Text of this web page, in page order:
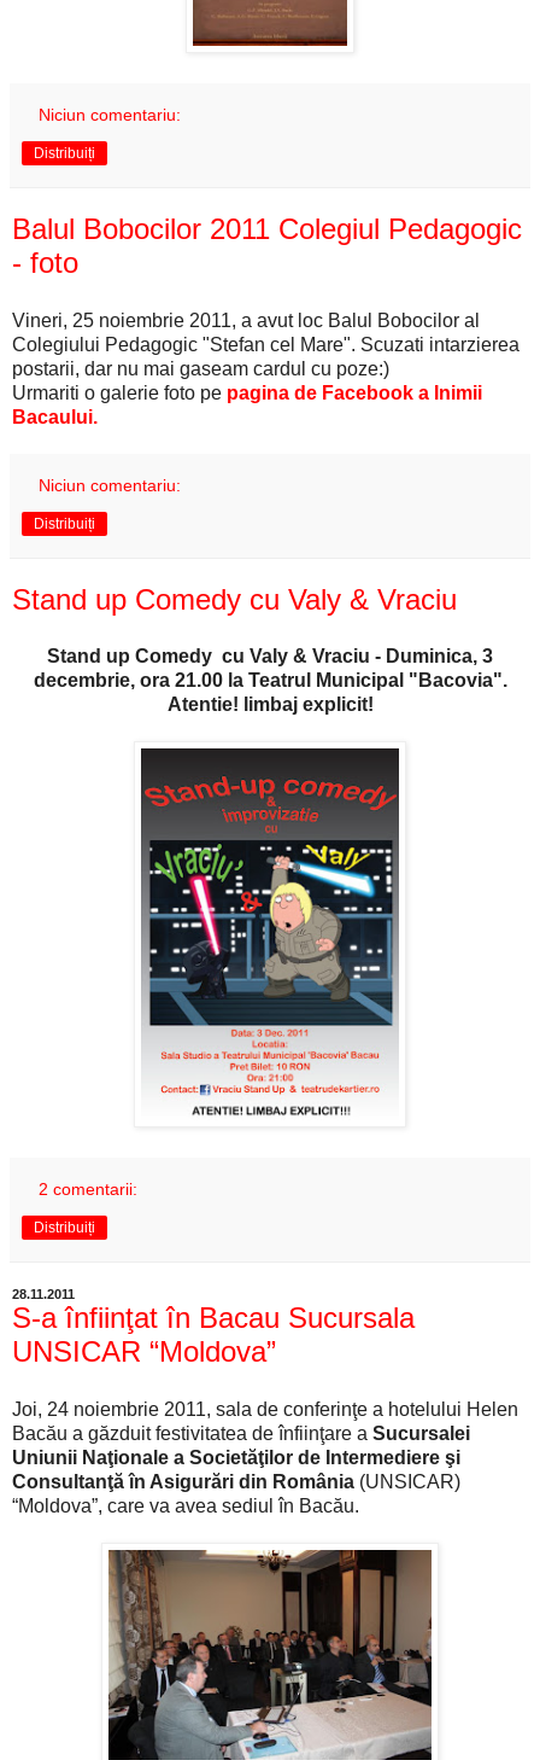
Niciun comentariu:
Distribuiți
Balul Bobocilor 2011 Colegiul Pedagogic
- foto
Vineri, 25 noiembrie 2011, a avut loc Balul Bobocilor al
Colegiului Pedagogic "Stefan cel Mare". Scuzati intarzierea
postarii, dar nu mai gaseam cardul cu poze:)
Urmariti o galerie foto pe pagina de Facebook a Inimii
Bacaului.
Niciun comentariu:
Distribuiți
Stand up Comedy cu Valy & Vraciu
Stand up Comedy cu Valy & Vraciu - Duminica, 3
decembrie, ora 21.00 la Teatrul Municipal "Bacovia".
Atentie! limbaj explicit!
2 comentarii:
Distribuiți
28.11.2011
S-a înfiinţat în Bacau Sucursala
UNSICAR “Moldova”
Joi, 24 noiembrie 2011, sala de conferinţe a hotelului Helen
Bacău a găzduit festivitatea de înfiinţare a Sucursalei
Uniunii Naţionale a Societăţilor de Intermediere şi
Consultanţă în Asigurări din România (UNSICAR)
“Moldova”, care va avea sediul în Bacău.